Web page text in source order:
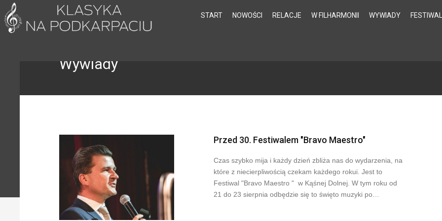
START NOWOŚCI RELACJE W FILHARMONII WYWIADY
Wywiady
Przed 30. Festiwalem "Bravo Maestro"
Czas szybko mija i każdy dzień zbliża nas do wydarzenia, na
które z niecierpliwością czekam każdego rokui. Jest to
Festiwal "Bravo Maestro " w Kąśnej Dolnej. W tym roku od
21 do 23 sierpnia odbędzie się to święto muzyki po…